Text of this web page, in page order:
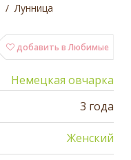
Лунница
добавить в Любимые
Немецкая овчарка
3 года
Женский